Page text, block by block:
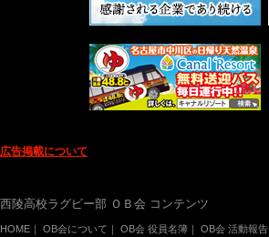
広告掲載について
西陵高校ラグビー部 ＯＢ会 コンテンツ
HOME ｜ OB会について ｜ OB会 役員名簿 ｜ OB会 活動報告